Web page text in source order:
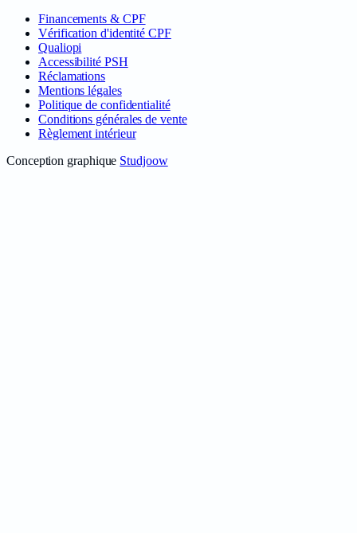
Financements & CPF
Vérification d'identité CPF
Qualiopi
Accessibilité PSH
Réclamations
Mentions légales
Politique de confidentialité
Conditions générales de vente
Règlement intérieur
Conception graphique Studjoow